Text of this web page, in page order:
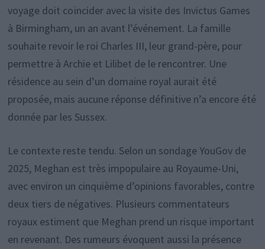
voyage doit coïncider avec la visite des Invictus Games
à Birmingham, un an avant l’événement. La famille
souhaite revoir le roi Charles III, leur grand-père, pour
permettre à Archie et Lilibet de le rencontrer. Une
résidence au sein d’un domaine royal aurait été
proposée, mais aucune réponse définitive n’a encore été
donnée par les Sussex.
Le contexte reste tendu. Selon un sondage YouGov de
2025, Meghan est très impopulaire au Royaume-Uni,
avec environ un cinquième d’opinions favorables, contre
deux tiers de négatives. Plusieurs commentateurs
royaux estiment que Meghan prend un risque important
en revenant. Des rumeurs évoquent aussi la présence